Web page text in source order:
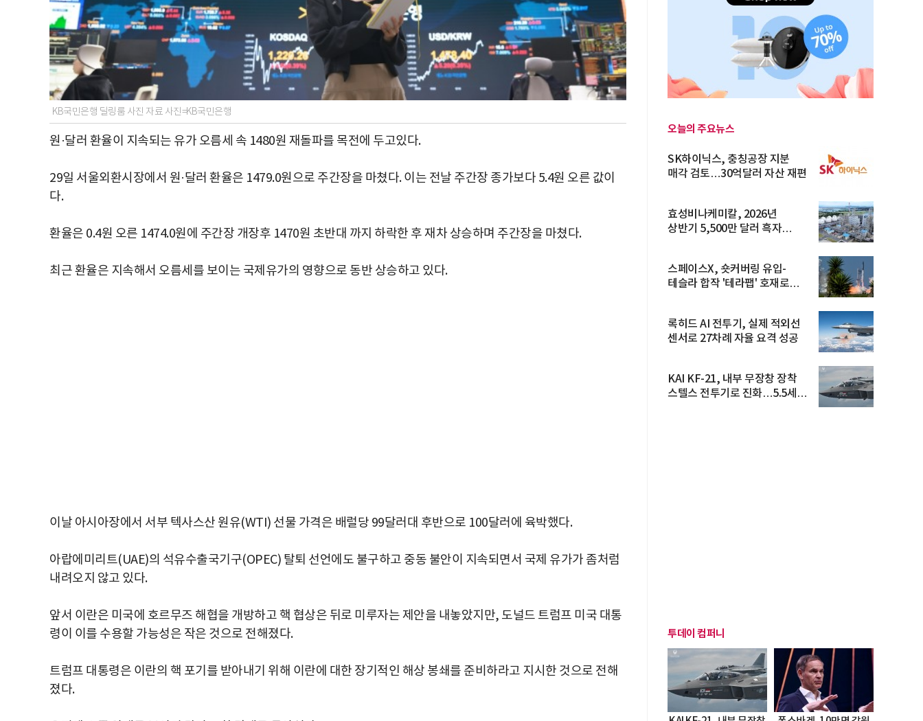
KB국민은행 딜링룸 사진 자료 사진=KB국민은행
원·달러 환율이 지속되는 유가 오름세 속 1480원 재돌파를 목전에 두고있다.
29일 서울외환시장에서 원·달러 환율은 1479.0원으로 주간장을 마쳤다. 이는 전날 주간장 종가보다 5.4원 오른 값이
다.
환율은 0.4원 오른 1474.0원에 주간장 개장후 1470원 초반대 까지 하락한 후 재차 상승하며 주간장을 마쳤다.
최근 환율은 지속해서 오름세를 보이는 국제유가의 영향으로 동반 상승하고 있다.
이날 아시아장에서 서부 텍사스산 원유(WTI) 선물 가격은 배럴당 99달러대 후반으로 100달러에 육박했다.
아랍에미리트(UAE)의 석유수출국기구(OPEC) 탈퇴 선언에도 불구하고 중동 불안이 지속되면서 국제 유가가 좀처럼
내려오지 않고 있다.
앞서 이란은 미국에 호르무즈 해협을 개방하고 핵 협상은 뒤로 미루자는 제안을 내놓았지만, 도널드 트럼프 미국 대통
령이 이를 수용할 가능성은 작은 것으로 전해졌다.
트럼프 대통령은 이란의 핵 포기를 받아내기 위해 이란에 대한 장기적인 해상 봉쇄를 준비하라고 지시한 것으로 전해
졌다.
오늘의 주요뉴스
SK하이닉스, 충칭공장 지분
매각 검토…30억달러 자산 재편
효성비나케미칼, 2026년
상반기 5,500만 달러 흑자
스페이스X, 숏커버링 유입-
테슬라 합작 '테라팹' 호재로
록히드 AI 전투기, 실제 적외선
센서로 27차례 자율 요격 성공
KAI KF-21, 내부 무장창 장착
스텔스 전투기로 진화…5.5세대
투데이 컴퍼니